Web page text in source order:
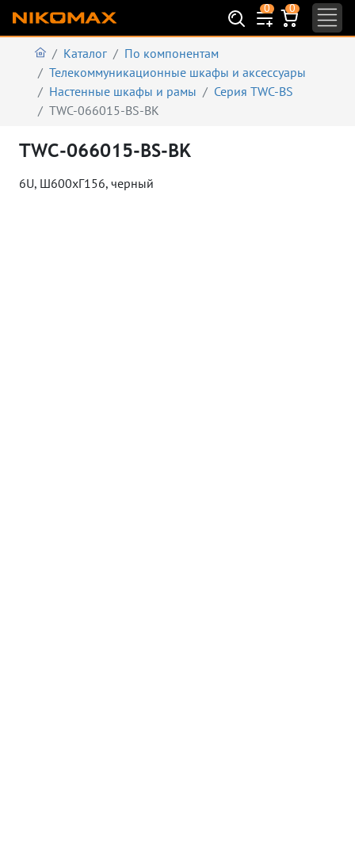
0 0
Каталог
По компонентам
Телекоммуникационные шкафы и аксеcсуары
Настенные шкафы и рамы
Серия TWC-BS
TWC-066015-BS-BK
TWC-066015-BS-BK
6U, Ш600хГ156, черный